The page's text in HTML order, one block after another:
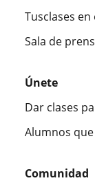
Tusclases
Sala de
Únete
Dar clases
Alumnos
Comunidad